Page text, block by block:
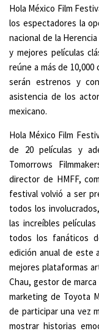
Hola México Film
los espectadores la
nacional de la
y mejores películas
reúne a más de 10,000
serán estrenos y
asistencia de los
mexicano.
Hola México Film
de 20 películas y
Tomorrows
director de HMFF,
festival volvió a ser
todos los
las increíbles
todos los fanáticos
edición anual de este
mejores plataformas
Chau, gestor de
marketing de Toyota
de participar una vez
mostrar historias